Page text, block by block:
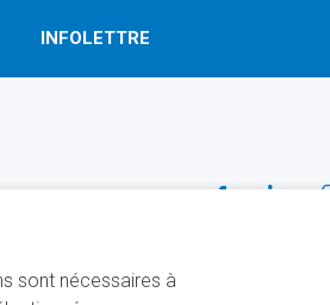
INFOLETTRE
SUIVEZ-NOUS!
sont nécessaires à